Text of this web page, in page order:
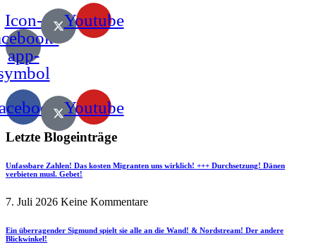
Icon-
app-
Youtube
Youtube
Letzte Blogeinträge
Unfassbare Zahlen! Das kosten Migranten uns wirklich! +++ Durchsetzung! Dänen
verbieten musl. Gebet!
7. Juli 2026 Keine Kommentare
Ein überragender Sigmund spielt sie alle an die Wand! & Nordstream! Der andere
Blickwinkel!